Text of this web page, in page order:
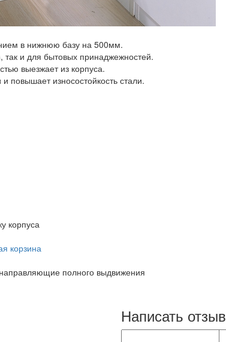
в нижнюю базу на 500мм.
так и для бытовых принаджежностей.
выезжает из корпуса.
повышает износостойкость стали.
корпуса
корзина
полного выдвижения
Написать отзыв